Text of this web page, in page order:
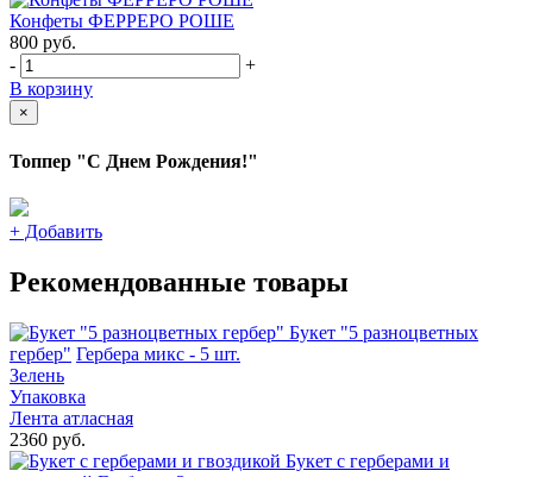
Конфеты ФЕРРЕРО РОШЕ
800 руб.
-
+
В корзину
×
Топпер "С Днем Рождения!"
+ Добавить
Рекомендованные товары
Букет "5 разноцветных
гербер" Гербера микс - 5 шт.
Зелень
Упаковка
Лента атласная
2360 руб.
Букет с герберами и